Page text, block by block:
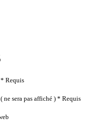
Requis
ne sera pas affiché ) * Requis